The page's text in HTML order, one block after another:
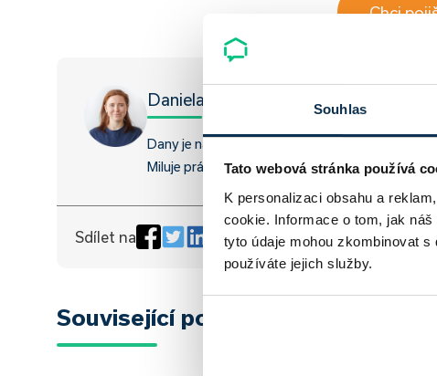
Souhlas
Tato webová stránka používá
K personalizaci obsahu a
cookie. Informace o tom, jak
tyto údaje mohou zkombinovat
používáte jejich služby.
Chci
Daniela Opletalová
Dany je naše grafička a content specialistka,
Miluje práci v kolektivu a na smysluplných
Sdílet na
Související pojmy